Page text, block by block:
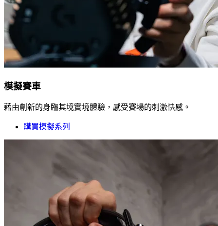
模擬賽車
藉由創新的身臨其境實境體驗，感受賽場的刺激快感。
購買模擬系列